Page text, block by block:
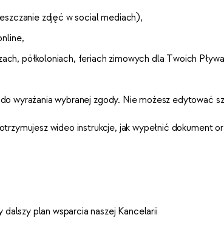
zdjęć w social mediach),
półkoloniach, feriach zimowych dla Twoich
wyrażania wybranej zgody. Nie możesz edytować
wideo instrukcje, jak wypełnić dokument
plan wsparcia naszej Kancelarii